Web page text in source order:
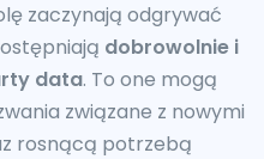
zaczynają odgrywać
dobrowolnie i
data. To one mogą
związane z nowymi
rosnącą potrzebą